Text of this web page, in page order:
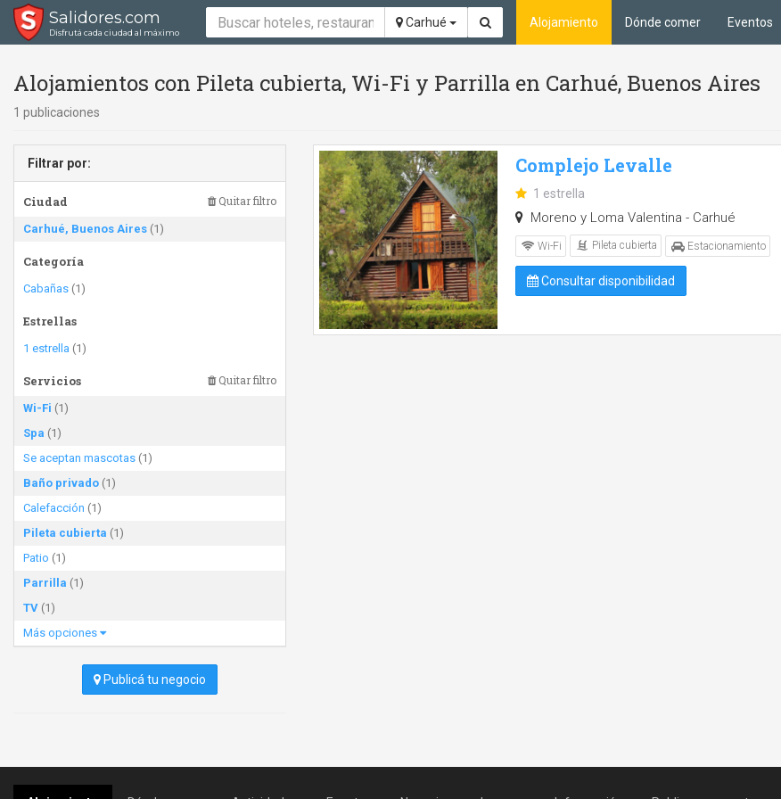
Salidores.com
Disfrutá cada ciudad al máximo
Carhué Alojamiento Dónde comer Eventos
Alojamientos con Pileta cubierta, Wi-Fi y Parrilla en Carhué, Buenos Aires
1 publicaciones
Filtrar por:
Ciudad Quitar filtro
Carhué, Buenos Aires (1)
Categoría
Cabañas (1)
Estrellas
1 estrella (1)
Servicios Quitar filtro
Wi-Fi (1)
Spa (1)
Se aceptan mascotas (1)
Baño privado (1)
Calefacción (1)
Pileta cubierta (1)
Patio (1)
Parrilla (1)
TV (1)
Más opciones
Publicá tu negocio
Complejo Levalle
1 estrella
Moreno y Loma Valentina - Carhué
Wi-Fi Pileta cubierta Estacionamiento
Consultar disponibilidad